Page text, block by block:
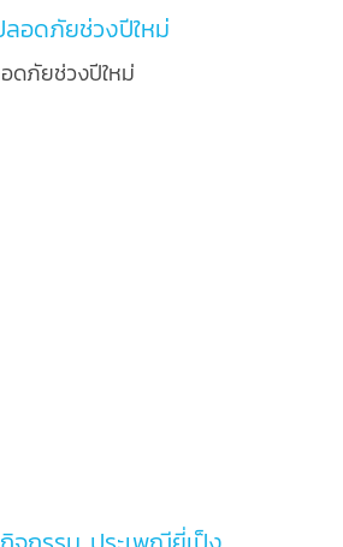
อดภัยช่วงปีใหม่
ดภัยช่วงปีใหม่